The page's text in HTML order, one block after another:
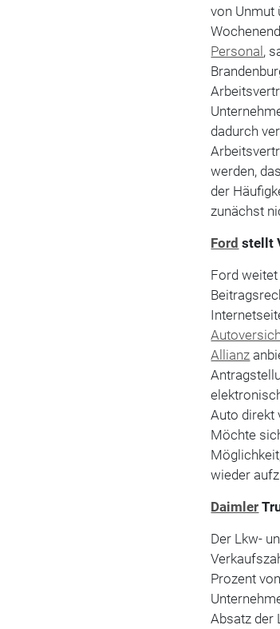
von Unmut
Personal,
dadurch
werden,
der
zunächst
Ford stellt
Ford
Allianz
Auto direkt
Möchte
wieder
Daimler
Der Lkw-
Prozent
Absatz der